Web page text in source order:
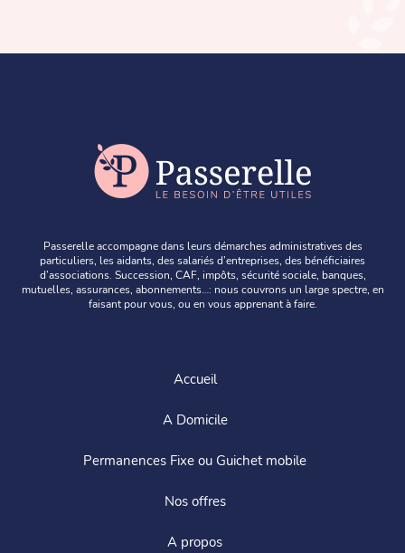
Passerelle accompagne dans leurs démarches administratives des
particuliers, les aidants, des salariés d’entreprises, des bénéficiaires
d’associations. Succession, CAF, impôts, sécurité sociale, banques,
mutuelles, assurances, abonnements…: nous couvrons un large spectre, en
faisant pour vous, ou en vous apprenant à faire.
Accueil
A Domicile
Permanences Fixe ou Guichet mobile
Nos offres
A propos